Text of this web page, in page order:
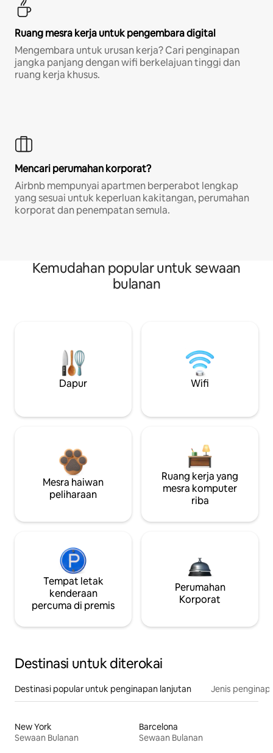
Ruang mesra kerja untuk pengembara digital
Mengembara untuk urusan kerja? Cari penginapan
jangka panjang dengan wifi berkelajuan tinggi dan
ruang kerja khusus.
Mencari perumahan korporat?
Airbnb mempunyai apartmen berperabot lengkap
yang sesuai untuk keperluan kakitangan, perumahan
korporat dan penempatan semula.
Kemudahan popular untuk sewaan
bulanan
Dapur Wifi
Mesra haiwan
peliharaan
Ruang kerja yang
mesra komputer
riba
Tempat letak
kenderaan
percuma di premis
Perumahan
Korporat
Destinasi untuk diterokai
Destinasi popular untuk penginapan lanjutan Jenis
New York
Sewaan Bulanan
Barcelona
Sewaan Bulanan